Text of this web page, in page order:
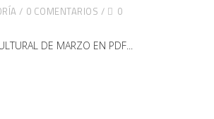
0 COMENTARIOS 0
DE MARZO EN PDF